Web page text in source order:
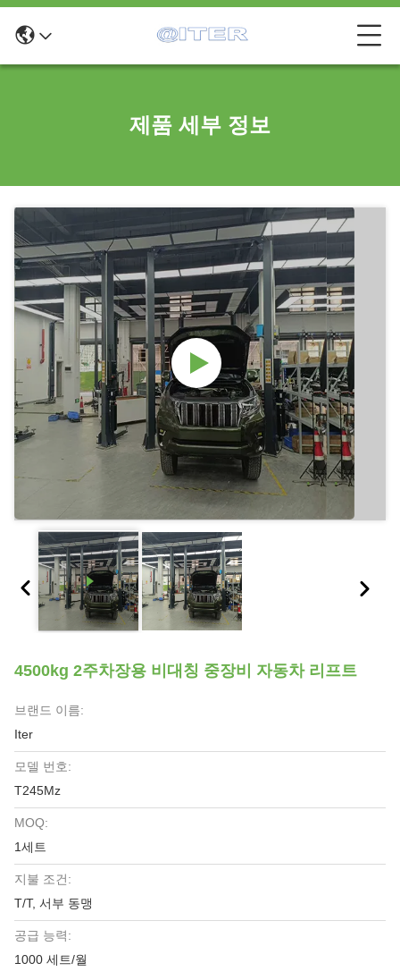
제품 세부 정보
4500kg 2주차장용 비대칭 중장비 자동차 리프트
브랜드 이름:
Iter
모델 번호:
T245Mz
MOQ:
1세트
지불 조건:
T/T, 서부 동맹
공급 능력:
1000 세트/월